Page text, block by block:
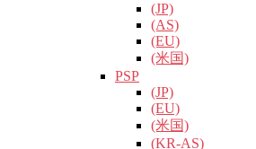
(JP)
(AS)
(EU)
(米国)
PSP
(JP)
(EU)
(米国)
(KR-AS)